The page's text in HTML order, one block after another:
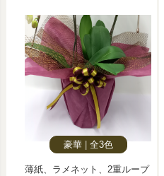
豪華 全3色
薄紙、ラメネット、2重ループ